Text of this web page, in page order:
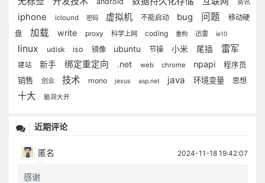
资讯
iphone iclound 密码 虚拟机 不能启动 bug 问题
移动硬
盘
加载 write proxy 科学上网 coding 重构 迅雷 ie10
linux udisk iso 镜像 ubuntu 节操 小米 尾插 雷军
建站 新手 绑定重定向 .net web chrome npapi 程序员
销售 创业 技术 mono jexus asp.net java 环境变量 思想
十大 脑洞大开
近期评论
匿名 2024-11-18 19:42:07
感谢